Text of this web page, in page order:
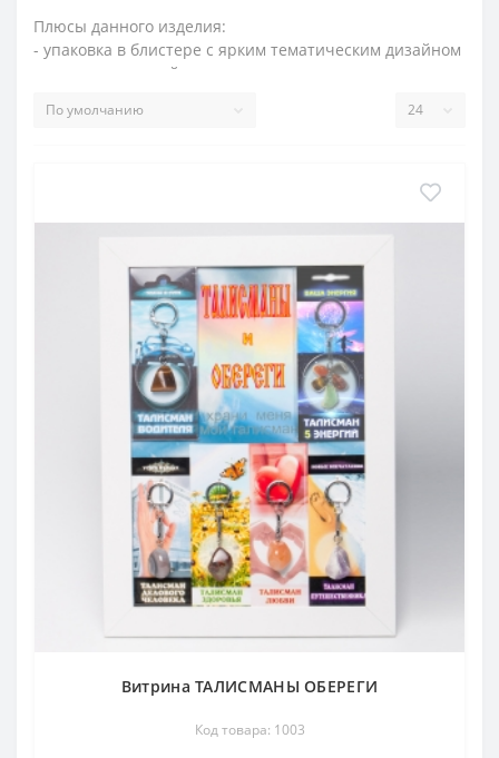
Плюсы данного изделия:
- упаковка в блистере с ярким тематическим дизайном
- описание камней и инструкция по применению
подачи для покупателя
Витрина ТАЛИСМАНЫ ОБЕРЕГИ
Код товара: 1003